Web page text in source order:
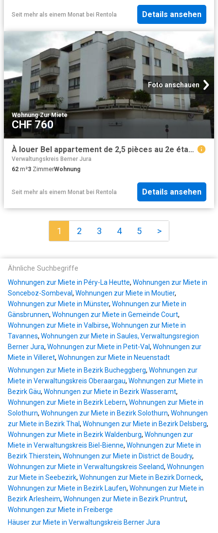
Seit mehr als einem Monat bei Rentola Details ansehen
Foto anschauen
Wohnung·Zur Miete
CHF 760
À louer Bel appartement de 2,5 pièces au 2e étage Moutier
Verwaltungskreis Berner Jura
62 m²3 ZimmerWohnung
Seit mehr als einem Monat bei Rentola Details ansehen
1 2 3 4 5 >
Ähnliche Suchbegriffe
Wohnungen zur Miete in Péry-La Heutte, Wohnungen zur Miete in
Sonceboz-Sombeval, Wohnungen zur Miete in Moutier,
Wohnungen zur Miete in Münster, Wohnungen zur Miete in
Gänsbrunnen, Wohnungen zur Miete in Gemeinde Court,
Wohnungen zur Miete in Valbirse, Wohnungen zur Miete in
Tavannes, Wohnungen zur Miete in Saules, Verwaltungsregion
Berner Jura, Wohnungen zur Miete in Petit-Val, Wohnungen zur
Miete in Villeret, Wohnungen zur Miete in Neuenstadt
Wohnungen zur Miete in Bezirk Bucheggberg, Wohnungen zur
Miete in Verwaltungskreis Oberaargau, Wohnungen zur Miete in
Bezirk Gäu, Wohnungen zur Miete in Bezirk Wasseramt,
Wohnungen zur Miete in Bezirk Lebern, Wohnungen zur Miete in
Solothurn, Wohnungen zur Miete in Bezirk Solothurn, Wohnungen
zur Miete in Bezirk Thal, Wohnungen zur Miete in Bezirk Delsberg,
Wohnungen zur Miete in Bezirk Waldenburg, Wohnungen zur
Miete in Verwaltungskreis Biel-Bienne, Wohnungen zur Miete in
Bezirk Thierstein, Wohnungen zur Miete in District de Boudry,
Wohnungen zur Miete in Verwaltungskreis Seeland, Wohnungen
zur Miete in Seebezirk, Wohnungen zur Miete in Bezirk Dorneck,
Wohnungen zur Miete in Bezirk Laufen, Wohnungen zur Miete in
Bezirk Arlesheim, Wohnungen zur Miete in Bezirk Pruntrut,
Wohnungen zur Miete in Freiberge
Häuser zur Miete in Verwaltungskreis Berner Jura